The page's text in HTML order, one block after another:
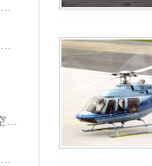
价值400万的直升机参加浙江衢州静展活动
一架价值400万的直升机参加陕西汉中直升机空中巡查活动
河南南阳地产租2架400万直升机空中看房
一架价值400万的直升机参加湖南岳阳电力巡线活动